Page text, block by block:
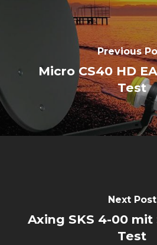
Previous
Micro CS40 HD
Test
Next Post
Axing SKS 4-00 mit
Test